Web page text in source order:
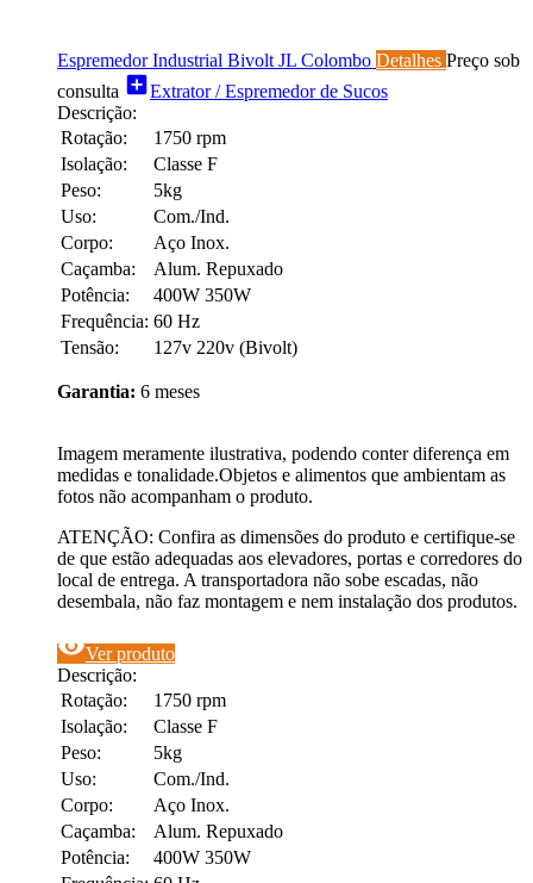
Espremedor Industrial Bivolt JL Colombo Detalhes Preço sob
consulta add_boxExtrator / Espremedor de Sucos
Descrição:
Rotação:
1750 rpm
Isolação:
Classe F
Peso:
5kg
Uso:
Com./Ind.
Corpo:
Aço Inox.
Caçamba:
Alum. Repuxado
Potência:
400W 350W
Frequência: 60 Hz
Tensão:
127v 220v (Bivolt)
Garantia: 6 meses
Imagem meramente ilustrativa, podendo conter diferença em
medidas e tonalidade.Objetos e alimentos que ambientam as
fotos não acompanham o produto.
ATENÇÃO: Confira as dimensões do produto e certifique-se
de que estão adequadas aos elevadores, portas e corredores do
local de entrega. A transportadora não sobe escadas, não
desembala, não faz montagem e nem instalação dos produtos.
visibilityVer produto
Descrição:
Rotação:
1750 rpm
Isolação:
Classe F
Peso:
5kg
Uso:
Com./Ind.
Corpo:
Aço Inox.
Caçamba:
Alum. Repuxado
Potência:
400W 350W